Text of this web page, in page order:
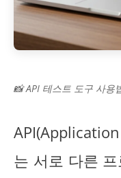
📸 API 테스트 도구 사용
는 서로 다른